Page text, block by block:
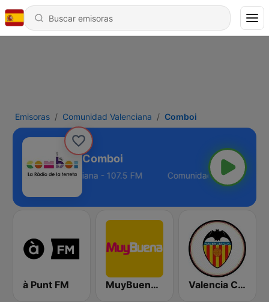
Emisoras Comunidad Valenciana Comboi
Comboi
Comunidad Valenciana - 107.5 FM
à Punt FM MuyBuena Valencia Valencia CF Radio